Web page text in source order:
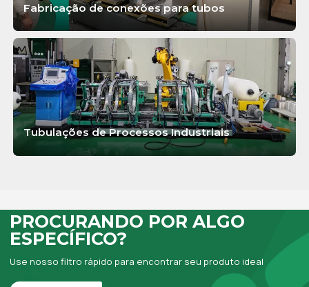
Fabricação de conexões para tubos
SABER MAIS
Tubulações de Processos Industriais
PROCURANDO POR ALGO
ESPECÍFICO?
Use nosso filtro rápido para encontrar seu produto ideal